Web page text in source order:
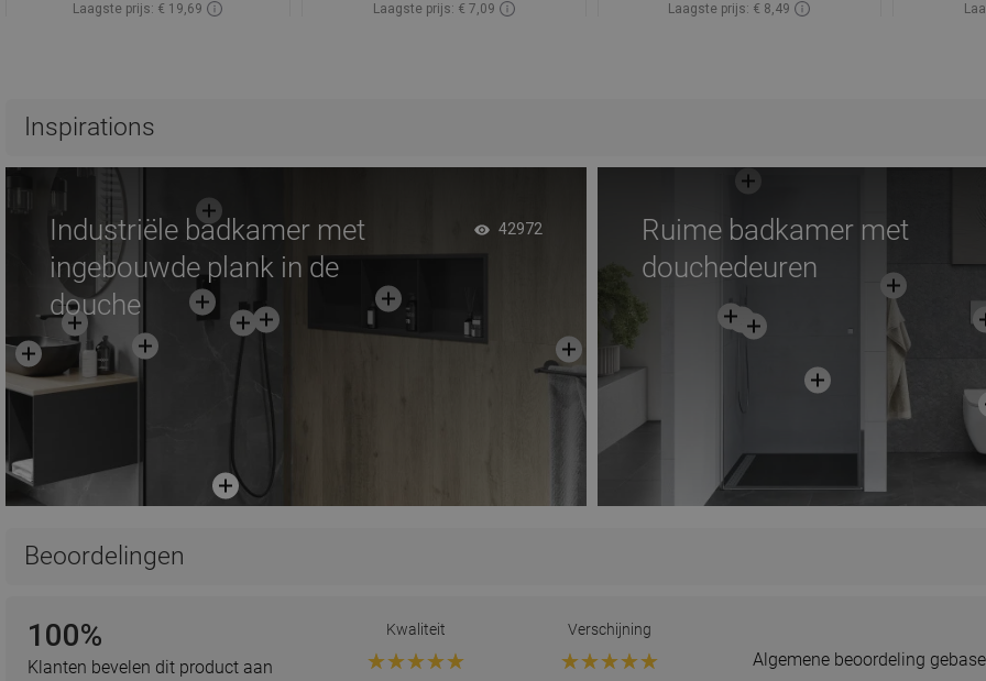
Laagste prijs: € 19,69
Vergelijk
Laagste prijs: € 7,09
Laagste prijs: € 8,49
Inspirations
Industriële badkamer met
ingebouwde plank in de
douche
42972
Ruime badkamer met
douchedeuren
Beoordelingen
100%
Klanten bevelen dit product aan
Kwaliteit Verschijning
Algemene beoordeling